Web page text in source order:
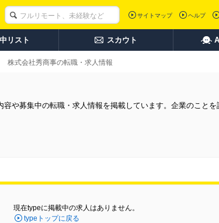
サイトマップ ヘルプ
リスト スカウト
株式会社秀商事の転職・求人情報
や募集中の転職・求人情報を掲載しています。企業のこと
現在typeに掲載中の求人はありません。
typeトップに戻る